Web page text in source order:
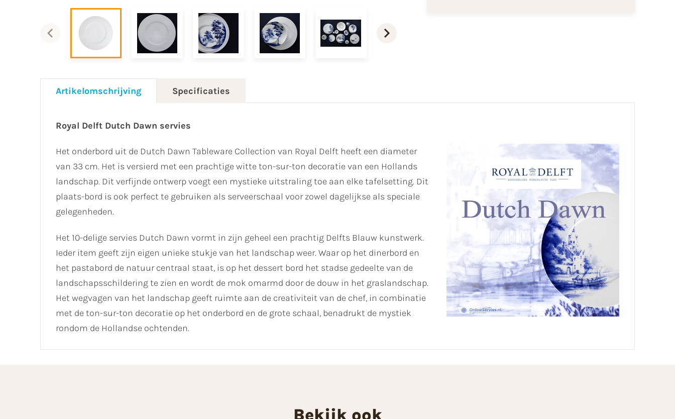
Artikelomschrijving Specificaties
Royal Delft Dutch Dawn servies
Het onderbord uit de Dutch Dawn Tableware Collection van Royal Delft heeft een diameter
van 33 cm. Het is versierd met een prachtige witte ton-sur-ton decoratie van een Hollands
landschap. Dit verfijnde ontwerp voegt een mystieke uitstraling toe aan elke tafelsetting. Dit
plaats-bord is ook perfect te gebruiken als serveerschaal voor zowel dagelijkse als speciale
gelegenheden.
Het 10-delige servies Dutch Dawn vormt in zijn geheel een prachtig Delfts Blauw kunstwerk.
Ieder item geeft zijn eigen unieke stukje van het landschap weer. Waar op het dinerbord en
het pastabord de natuur centraal staat, is op het dessert bord het stadse gedeelte van de
landschapsschildering te zien en wordt de mok omarmd door de douw in het graslandschap.
Het wegvagen van het landschap geeft ruimte aan de creativiteit van de chef, in combinatie
met de ton-sur-ton decoratie op het onderbord en de grote schaal, benadrukt de mystiek
rondom de Hollandse ochtenden.
Bekijk ook